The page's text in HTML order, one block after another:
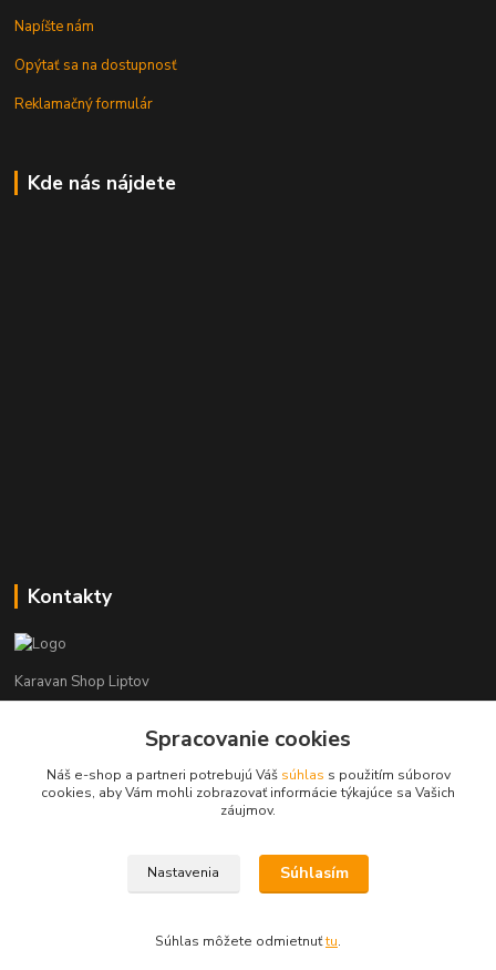
Napíšte nám
Opýtať sa na dostupnosť
Reklamačný formulár
Kde nás nájdete
Kontakty
Karavan Shop Liptov
+421 903 626 885
info@karavanshopliptov.sk
Spracovanie cookies
Náš e-shop a partneri potrebujú Váš súhlas s použitím súborov
cookies, aby Vám mohli zobrazovať informácie týkajúce sa Vašich
záujmov.
Nastavenia Súhlasím
Súhlas môžete odmietnuťtu.